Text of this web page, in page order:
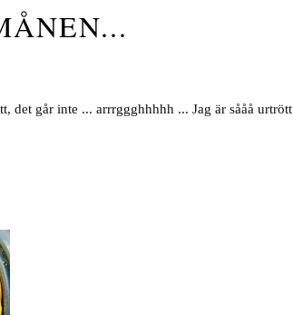
det går inte ... arrrggghhhhh ... Jag är sååå urtrött